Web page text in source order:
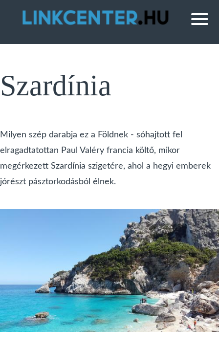
Szardínia
Milyen szép darabja ez a Földnek - sóhajtott fel
elragadtatottan Paul Valéry francia költő, mikor
megérkezett Szardínia szigetére, ahol a hegyi emberek
jórészt pásztorkodásból élnek.